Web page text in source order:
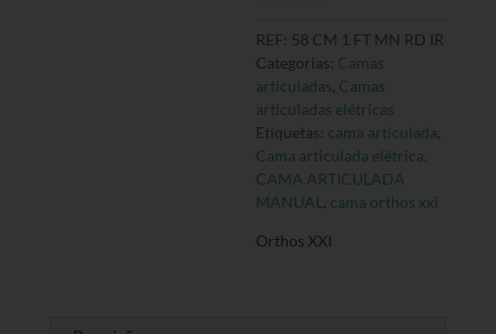
Orthos
REF: 58 CM 1 FT MN RD IR
Categorias: Camas
articuladas, Camas
articuladas elétricas
Etiquetas: cama articulada,
Cama articulada elétrica,
CAMA ARTICULADA
MANUAL , cama orthos xxi
Orthos XXI